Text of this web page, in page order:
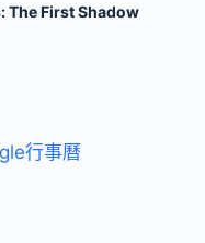
The First Shadow
行事曆